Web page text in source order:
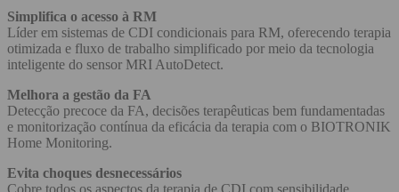
Simplifica o acesso à RM
Líder em sistemas de CDI condicionais para RM, oferecendo terapia
otimizada e fluxo de trabalho simplificado por meio da tecnologia
inteligente do sensor MRI AutoDetect.
Melhora a gestão da FA
Detecção precoce da FA, decisões terapêuticas bem fundamentadas
e monitorização contínua da eficácia da terapia com o BIOTRONIK
Home Monitoring.
Evita choques desnecessários